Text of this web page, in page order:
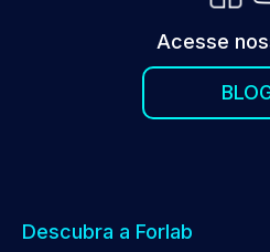
Acesse
Descubra a Forlab